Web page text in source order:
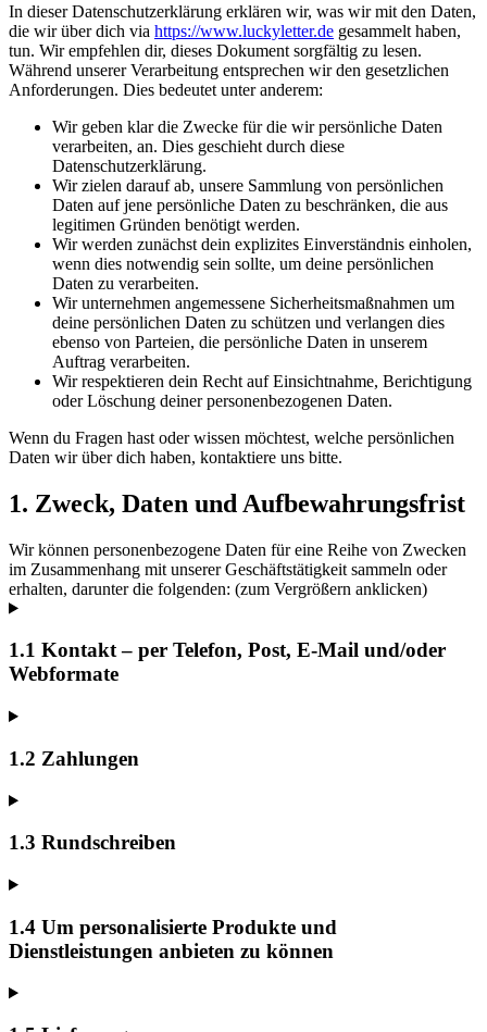
In dieser Datenschutzerklärung erklären wir, was wir mit den Daten,
die wir über dich via https://www.luckyletter.de gesammelt haben,
tun. Wir empfehlen dir, dieses Dokument sorgfältig zu lesen.
Während unserer Verarbeitung entsprechen wir den gesetzlichen
Anforderungen. Dies bedeutet unter anderem:
Wir geben klar die Zwecke für die wir persönliche Daten
verarbeiten, an. Dies geschieht durch diese
Datenschutzerklärung.
Wir zielen darauf ab, unsere Sammlung von persönlichen
Daten auf jene persönliche Daten zu beschränken, die aus
legitimen Gründen benötigt werden.
Wir werden zunächst dein explizites Einverständnis einholen,
wenn dies notwendig sein sollte, um deine persönlichen
Daten zu verarbeiten.
Wir unternehmen angemessene Sicherheitsmaßnahmen um
deine persönlichen Daten zu schützen und verlangen dies
ebenso von Parteien, die persönliche Daten in unserem
Auftrag verarbeiten.
Wir respektieren dein Recht auf Einsichtnahme, Berichtigung
oder Löschung deiner personenbezogenen Daten.
Wenn du Fragen hast oder wissen möchtest, welche persönlichen
Daten wir über dich haben, kontaktiere uns bitte.
1. Zweck, Daten und Aufbewahrungsfrist
Wir können personenbezogene Daten für eine Reihe von Zwecken
im Zusammenhang mit unserer Geschäftstätigkeit sammeln oder
erhalten, darunter die folgenden: (zum Vergrößern anklicken)
1.1 Kontakt – per Telefon, Post, E-Mail und/oder
Webformate
1.2 Zahlungen
1.3 Rundschreiben
1.4 Um personalisierte Produkte und
Dienstleistungen anbieten zu können